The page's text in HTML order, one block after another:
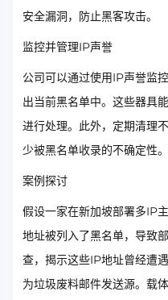
安全漏洞，防止黑客攻击。
监控并管理IP声誉
公司可以通过使用IP声誉监
出当前黑名单中。这些器具
进行处理。此外，定期清理
少被黑名单收录的不确定性。
案例探讨
假设一家在新加坡部署多IP
地址被列入了黑名单，导致
查，揭示这些IP地址曾经遭
为垃圾废料邮件发送源。载